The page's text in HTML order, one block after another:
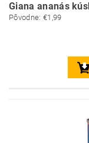
Giana ananás
Pôvodne: €1,99